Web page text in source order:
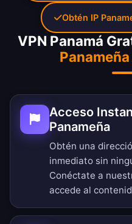
VPN Panamá
Acceso
Panameña
Obtén una
inmediato sin
Conéctate a
accede al
Obtén IP